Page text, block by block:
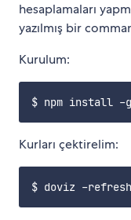
hesaplamaları
yazılmış bir
Kurulum:
Kurları çektirelim: